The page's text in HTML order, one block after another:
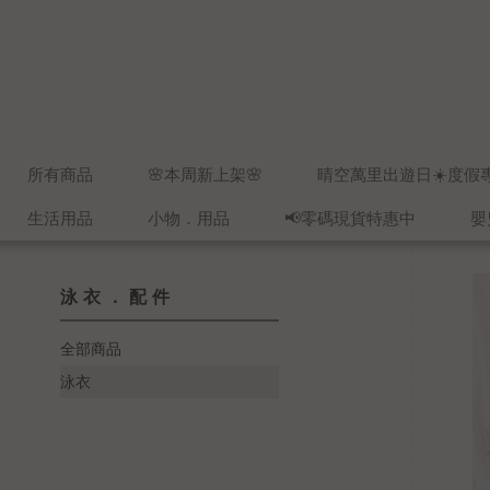
所有商品 🌸本周新上架🌸 晴空萬里出遊日☀️度假
生活用品 小物．用品 📢零碼現貨特惠中
泳衣．配件
全部商品
泳衣